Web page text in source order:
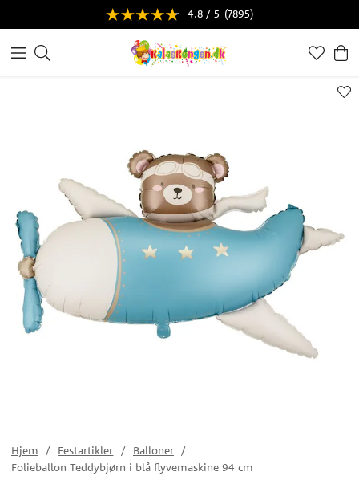
4.8 / 5 (7895)
Hjem Festartikler
Balloner
Folieballon Teddybjørn i blå flyvemaskine 94 cm